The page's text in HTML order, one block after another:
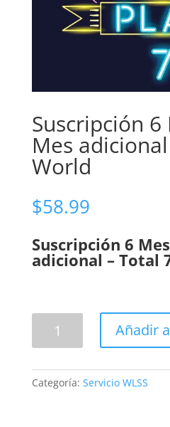
Suscripción 6
Mes
World
$58.99
Suscripción 6
adicional – Total
+
1
Añadir
Categoría: Servicio WLSS